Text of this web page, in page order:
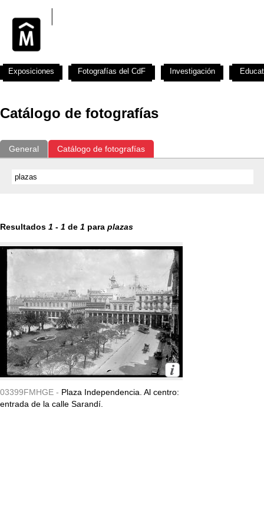
Catálogo de fotografías
General Catálogo de fotografías
Resultados 1 - 1 de 1 para plazas
03399FMHGE - Plaza Independencia. Al centro:
entrada de la calle Sarandí.
Exposiciones Fotografías del CdF Investigación